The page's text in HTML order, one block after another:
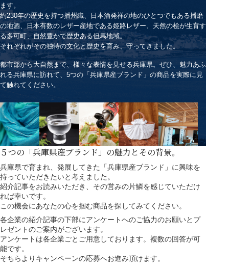
ます。
約230年の歴史を持つ播州織、日本酒発祥の地のひとつでもある播磨
の地酒、日本有数のレザー産地である姫路レザー、天然の桧が生育す
る多可町、自然豊かで歴史ある但馬地域。
それぞれがその独特の文化と歴史を育み、守ってきました。
都市部から大自然まで、様々な表情を見せる兵庫県。ぜひ、魅力あふ
れる兵庫県に訪れて、5つの「兵庫県産ブランド」の商品を実際に見
て触れてください。
５つの「兵庫県産ブランド」の魅力とその背景。
兵庫県で育まれ、発展してきた「兵庫県産ブランド」に興味を
持っていただきたいと考えました。
紹介記事をお読みいただき、その営みの片鱗を感じていただけ
れば幸いです。
この機会にあなたの心を掴む商品を探してみてください。
各企業の紹介記事の下部にアンケートへのご協力のお願いとプ
レゼントのご案内がございます。
アンケートは各企業ごとご用意しております。複数の回答が可
能です。
そちらよりキャンペーンの応募へお進み頂けます。